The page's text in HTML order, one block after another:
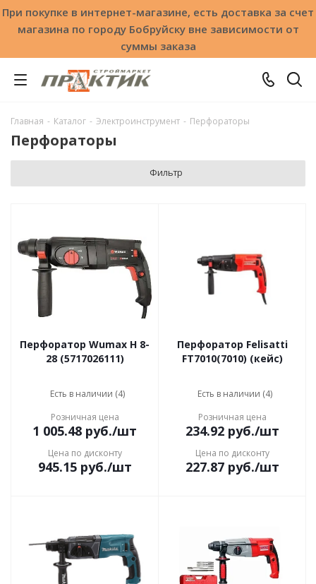
При покупке в интернет-магазине, есть доставка за счет
магазина по городу Бобруйску вне зависимости от
суммы заказа
Главная - Каталог - Электроинструмент - Перфораторы
Перфораторы
Фильтр
Перфоратор Wumax H 8-
28 (5717026111)
Есть в наличии (4)
Розничная цена
1 005.48 руб./шт
Цена по дисконту
945.15руб./шт
Перфоратор Felisatti
FT7010(7010) (кейс)
Есть в наличии (4)
Розничная цена
234.92руб./шт
Цена по дисконту
227.87руб./шт